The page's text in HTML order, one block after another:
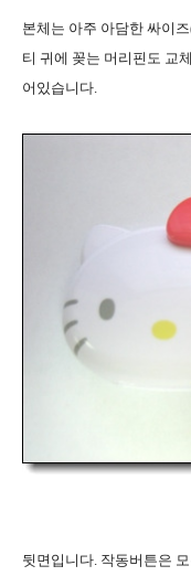
본체는 아주 아담한 싸이
티 귀에 꽂는 머리핀도 교
어있습니다.
뒷면입니다. 작동버튼은